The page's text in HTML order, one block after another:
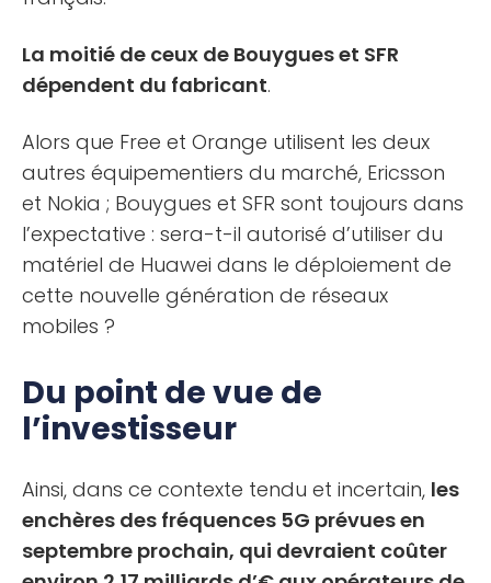
La moitié de ceux de Bouygues et SFR
dépendent du fabricant.
Alors que Free et Orange utilisent les deux
autres équipementiers du marché, Ericsson
et Nokia ; Bouygues et SFR sont toujours dans
l’expectative : sera-t-il autorisé d’utiliser du
matériel de Huawei dans le déploiement de
cette nouvelle génération de réseaux
mobiles ?
Du point de vue de
l’investisseur
Ainsi, dans ce contexte tendu et incertain, les
enchères des fréquences 5G prévues en
septembre prochain, qui devraient coûter